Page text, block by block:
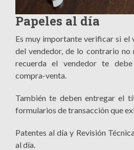
Papeles al día
Es muy importante verificar si el
del vendedor, de lo contrario no
recuerda el vendedor te
compra-venta.
También te deben entregar el
formularios de transacción que
Patentes al día y Revisión
al día.